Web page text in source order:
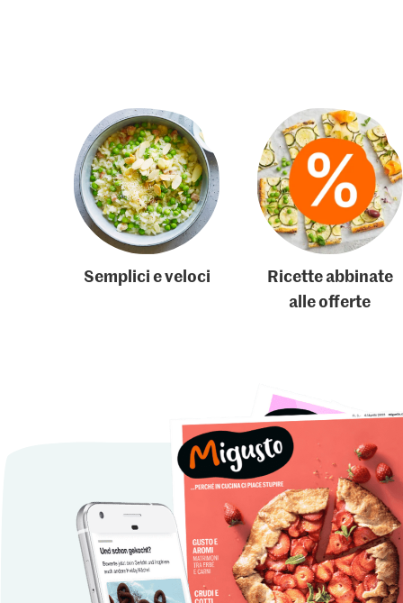
Semplici e veloci
Ricette abbinate
alle offerte